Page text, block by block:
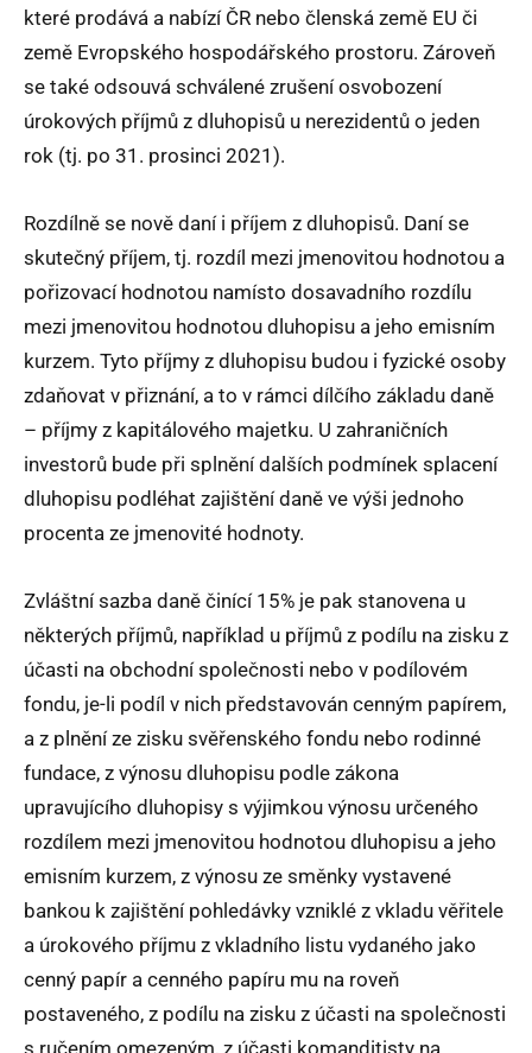
které prodává a nabízí ČR nebo členská země EU či
země Evropského hospodářského prostoru. Zároveň
se také odsouvá schválené zrušení osvobození
úrokových příjmů z dluhopisů u nerezidentů o jeden
rok (tj. po 31. prosinci 2021).
Rozdílně se nově daní i příjem z dluhopisů. Daní se
skutečný příjem, tj. rozdíl mezi jmenovitou hodnotou a
pořizovací hodnotou namísto dosavadního rozdílu
mezi jmenovitou hodnotou dluhopisu a jeho emisním
kurzem. Tyto příjmy z dluhopisu budou i fyzické osoby
zdaňovat v přiznání, a to v rámci dílčího základu daně
– příjmy z kapitálového majetku. U zahraničních
investorů bude při splnění dalších podmínek splacení
dluhopisu podléhat zajištění daně ve výši jednoho
procenta ze jmenovité hodnoty.
Zvláštní sazba daně činící 15% je pak stanovena u
některých příjmů, například u příjmů z podílu na zisku z
účasti na obchodní společnosti nebo v podílovém
fondu, je-li podíl v nich představován cenným papírem,
a z plnění ze zisku svěřenského fondu nebo rodinné
fundace, z výnosu dluhopisu podle zákona
upravujícího dluhopisy s výjimkou výnosu určeného
rozdílem mezi jmenovitou hodnotou dluhopisu a jeho
emisním kurzem, z výnosu ze směnky vystavené
bankou k zajištění pohledávky vzniklé z vkladu věřitele
a úrokového příjmu z vkladního listu vydaného jako
cenný papír a cenného papíru mu na roveň
postaveného, z podílu na zisku z účasti na společnosti
s ručením omezeným, z účasti komanditisty na